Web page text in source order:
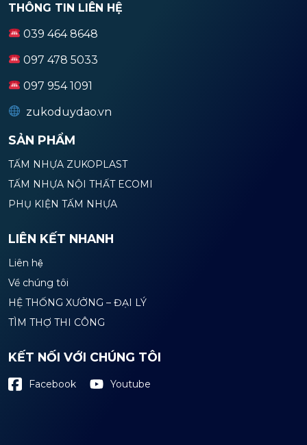
THÔNG TIN LIÊN HỆ
039 464 8648
097 478 5033
097 954 1091
zukoduydao.vn
SẢN PHẨM
TẤM NHỰA ZUKOPLAST
TẤM NHỰA NỘI THẤT ECOMI
PHỤ KIỆN TẤM NHỰA
LIÊN KẾT NHANH
Liên hệ
Về chúng tôi
HỆ THỐNG XƯỞNG – ĐẠI LÝ
TÌM THỢ THI CÔNG
KẾT NỐI VỚI CHÚNG TÔI
Facebook Youtube